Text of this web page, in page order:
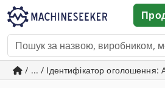
/ ... / Ідентифікатор оголошення: